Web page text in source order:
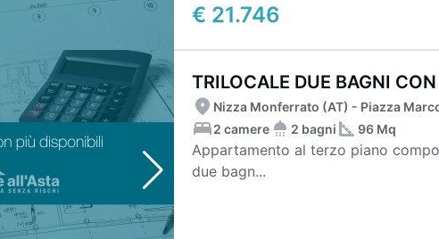
€ 21.746
TRILOCALE DUE BAGNI
Nizza Monferrato (AT) - Piazza
2 camere
2 bagni 96 Mq
Appartamento al terzo piano
due bagn...